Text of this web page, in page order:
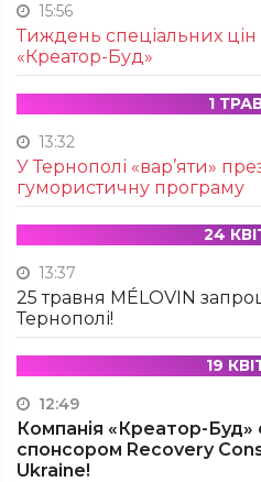
15:56
Тиждень спеціальних
«Креатор-Буд»
1
13:32
У Тернополі «вар’яти»
гумористичну програму
24
13:37
25 травня MÉLOVIN
Тернополі!
19
12:49
Компанія «Креатор-
спонсором Recovery
Ukraine!